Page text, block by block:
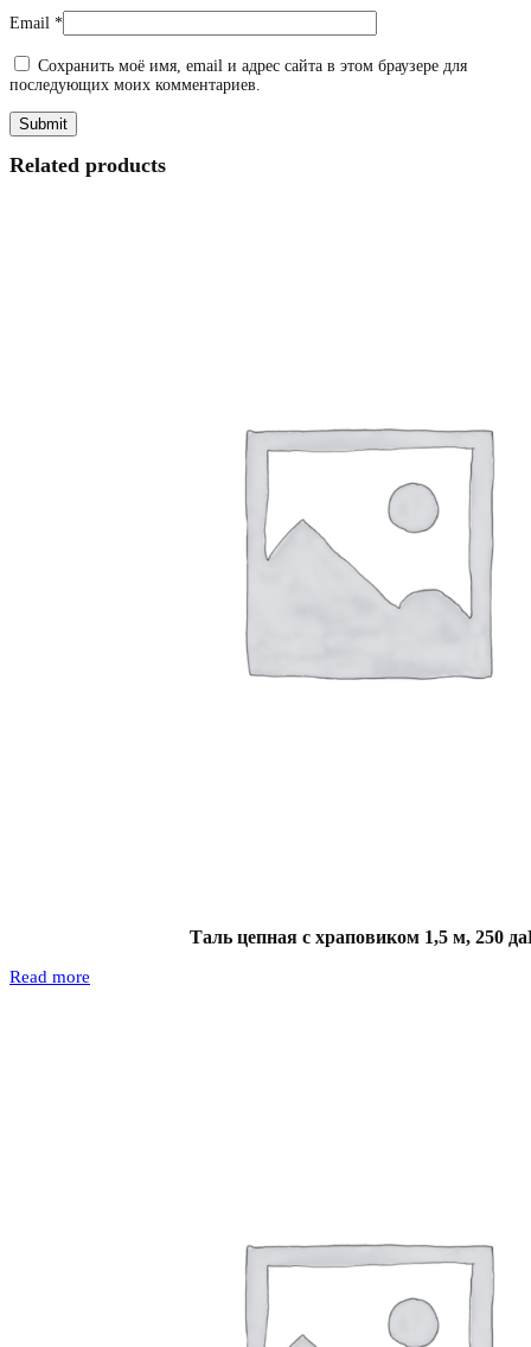
Email *
Сохранить моё имя, email и адрес сайта в этом браузере для
последующих моих комментариев.
Related products
Таль цепная с храповиком 1,5 м, 250
Read more